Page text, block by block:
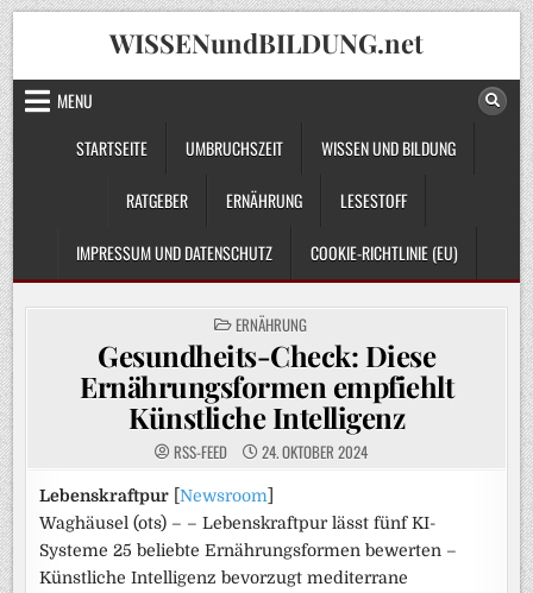
Skip
to
content
WISSENundBILDUNG.net
MENU
STARTSEITE
UMBRUCHSZEIT WISSEN UND BILDUNG
RATGEBER ERNÄHRUNG LESESTOFF
IMPRESSUM UND DATENSCHUTZ COOKIE-RICHTLINIE (EU)
POSTED
IN
ERNÄHRUNG
Gesundheits-Check: Diese
Ernährungsformen empfiehlt
Künstliche Intelligenz
RSS-FEED 24. OKTOBER 2024
Lebenskraftpur [Newsroom
Waghäusel (ots) – – Lebenskraftpur lässt fünf KI-
Systeme 25 beliebte Ernährungsformen bewerten –
Künstliche Intelligenz bevorzugt mediterrane